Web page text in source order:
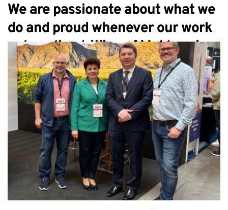
We are passionate about what we
do and proud whenever our work
gets noticed. Wine of Moldova in
the Digi 24 report.